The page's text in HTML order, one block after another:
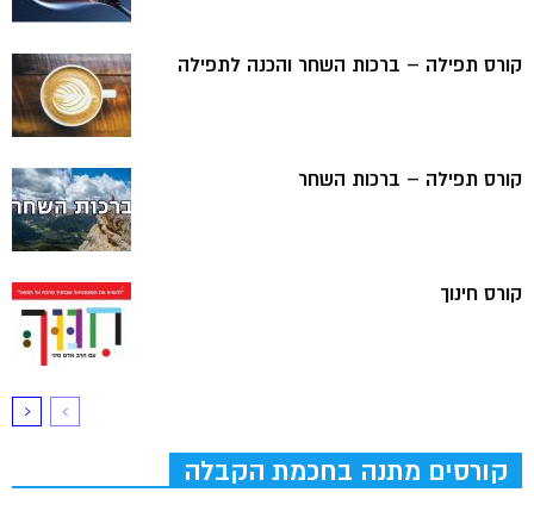
קורס תפילה – ברכות השחר והכנה לתפילה
קורס תפילה – ברכות השחר
קורס חינוך
קורסים מתנה בחכמת הקבלה